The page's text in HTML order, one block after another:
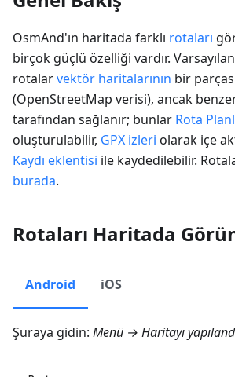
OsmAnd'ın haritada farklı rotaları
birçok güçlü özelliği vardır.
rotalarvektör haritalarının bir
(OpenStreetMap verisi), ancak
tarafından sağlanır; bunlar Rota
oluşturulabilir, GPX izleri olarak içe
Kaydı eklentisi ile kaydedilebilir.
burada.
Rotaları Haritada
Android iOS
Şuraya gidin: Menü → Haritayı